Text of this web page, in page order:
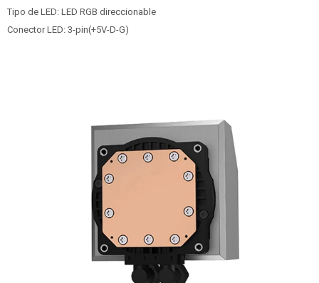
Tipo de LED: LED RGB direccionable
Conector LED: 3-pin(+5V-D-G)